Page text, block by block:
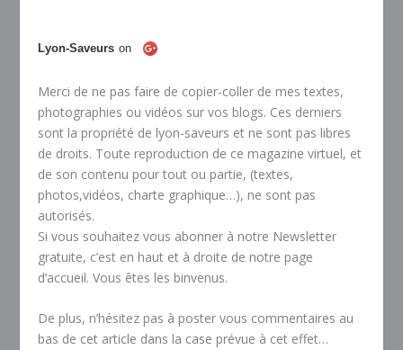
Lyon-Saveurs on
Merci de ne pas faire de copier-coller de mes textes,
photographies ou vidéos sur vos blogs. Ces derniers
sont la propriété de lyon-saveurs et ne sont pas libres
de droits. Toute reproduction de ce magazine virtuel, et
de son contenu pour tout ou partie, (textes,
photos,vidéos, charte graphique…), ne sont pas
autorisés.
Si vous souhaitez vous abonner à notre Newsletter
gratuite, c’est en haut et à droite de notre page
d’accueil. Vous êtes les binvenus.
De plus, n’hésitez pas à poster vous commentaires au
bas de cet article dans la case prévue à cet effet…